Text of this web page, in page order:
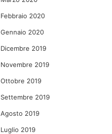
Febbraio 2020
Gennaio 2020
Dicembre 2019
Novembre 2019
Ottobre 2019
Settembre 2019
Agosto 2019
Luglio 2019